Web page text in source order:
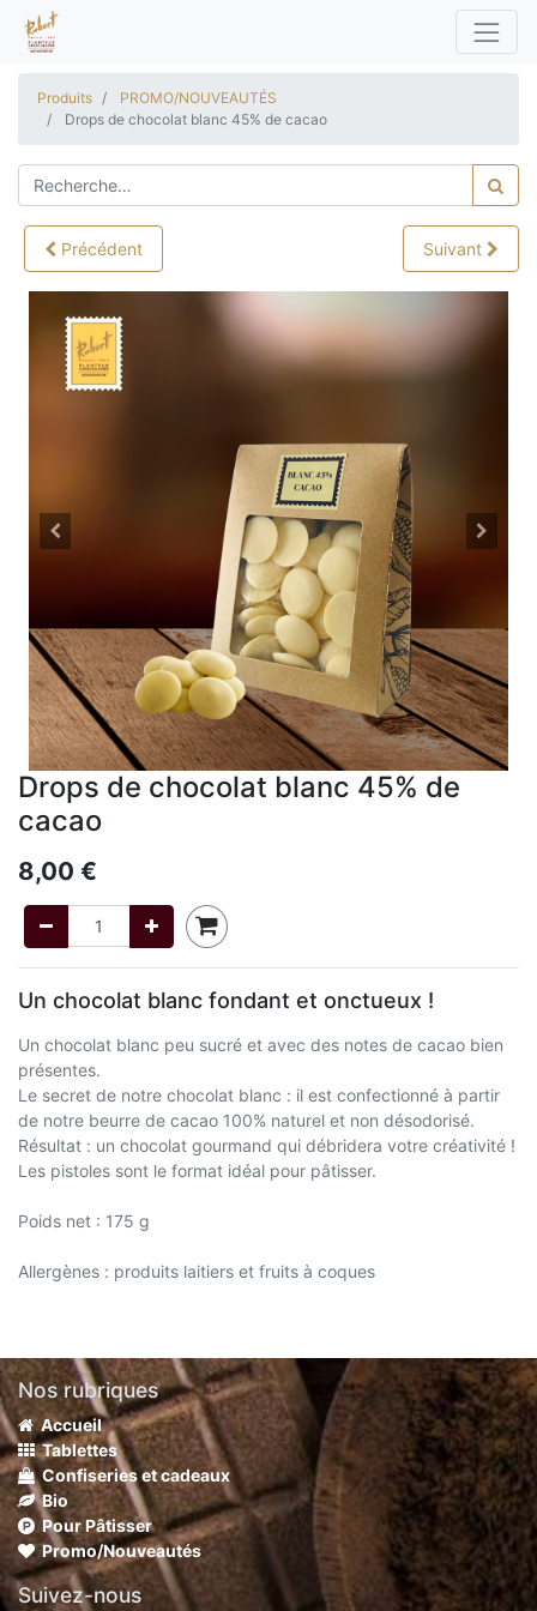
Produits
PROMO/NOUVEAUTÉS
Drops de chocolat blanc 45% de cacao
Précédent Suivant
Drops de chocolat blanc 45% de
cacao
8,00 €
Un chocolat blanc fondant et onctueux !
Un chocolat blanc peu sucré et avec des notes de cacao bien
présentes.
Le secret de notre chocolat blanc : il est confectionné à partir
de notre beurre de cacao 100% naturel et non désodorisé.
Résultat : un chocolat gourmand qui débridera votre créativité !
Les pistoles sont le format idéal pour pâtisser.
Poids net : 175 g
Allergènes : produits laitiers et fruits à coques
Nos rubriques
Accueil
Tablettes
Confiseries et cadeaux
Bio
Pour Pâtisser
Promo/Nouveautés
Suivez-nous